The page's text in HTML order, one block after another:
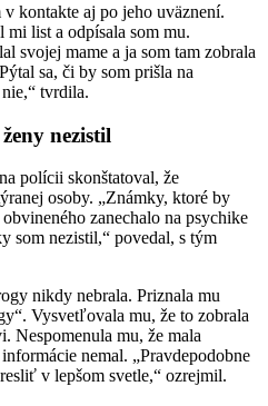
kontakte aj po jeho uväznení.
list a odpísala som mu.
svojej mame a ja som tam zobrala
sa, či by som prišla na
tvrdila.
nezistil
polícii skonštatoval, že
osoby. „Známky, ktoré by
zanechalo na psychike
som nezistil,“ povedal, s tým
nikdy nebrala. Priznala mu
Vysvetľovala mu, že to zobrala
Nespomenula mu, že mala
nemal. „Pravdepodobne
v lepšom svetle,“ ozrejmil.